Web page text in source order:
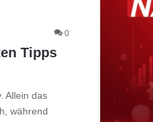
0
Tipps
Allein das
während